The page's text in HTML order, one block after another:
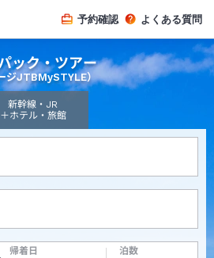
予約確認 よくある質問
ック・ツアー
ジJTBMySTYLE）
新幹線・JR
＋ホテル・旅館
帰着日 泊数